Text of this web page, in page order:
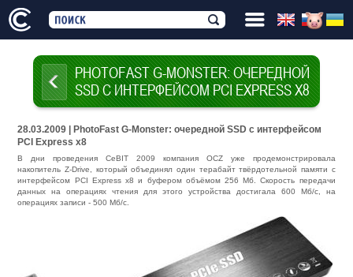
PHOTOFAST G-MONSTER: ОЧЕРЕДНОЙ
SSD С ИНТЕРФЕЙСОМ PCI EXPRESS X8
28.03.2009 | PhotoFast G-Monster: очередной SSD с интерфейсом
PCI Express x8
В дни проведения CeBIT 2009 компания OCZ уже продемонстрировала
накопитель Z-Drive, который объединял один терабайт твёрдотельной памяти с
интерфейсом PCI Express x8 и буфером объёмом 256 Мб. Скорость передачи
данных на операциях чтения для этого устройства достигала 600 Мб/с, на
операциях записи - 500 Мб/с.